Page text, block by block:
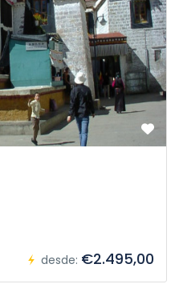
desde: €2.495,00